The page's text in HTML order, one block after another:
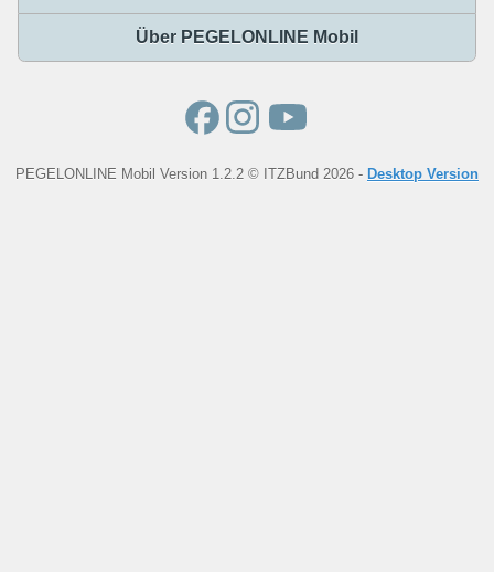
Über PEGELONLINE Mobil
PEGELONLINE Mobil Version 1.2.2 © ITZBund 2026 - Desktop Version